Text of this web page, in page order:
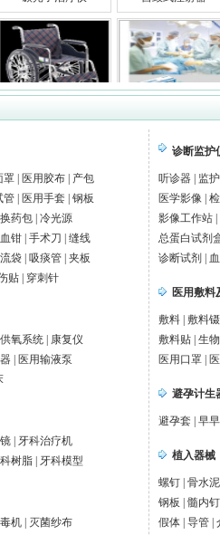
HBG3轮椅车 一次性备皮包
烫熨治疗包 红外线测温仪
手腕式全自动
罩 医用胶布
产包
管 医用手套
钢板
换药包 冷光源
钳 手术刀
缝线
袋 吸痰管 夹板
贴 穿刺针
供氧系统
康复仪
医用输液泵
牙科治疗机
树脂 牙科模型
机
灭菌纱布
诊断监护
听诊器 监
医学影像
影像工作站
总蛋白试剂
诊断试剂
医用敷料
敷料 敷料镊
敷料贴 生
医用口罩
避孕计生
避孕套 早
植入器械
螺钉 骨水泥
钢板
髓内钉
假体 导管